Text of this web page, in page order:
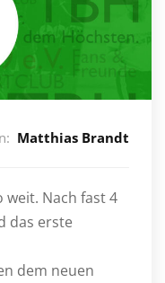
Matthias Brandt
weit. Nach fast 4
das erste
dem neuen